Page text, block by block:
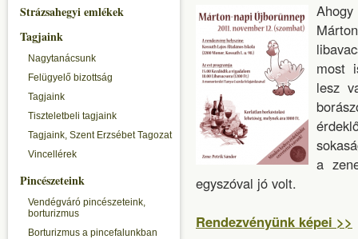
Strázsahegyi emlékek
Tagjaink
Nagytanácsunk
Felügyelő bizottság
Tagjaink
Tiszteletbeli tagjaink
Tagjaink, Szent Erzsébet Tagozat
Vincellérek
Pincészeteink
Vendégváró pincészeteink,
borturizmus
Borturizmus a pincefalunkban
most
lesz
a
egyszóval jó volt.
Rendezvényünk képei >>